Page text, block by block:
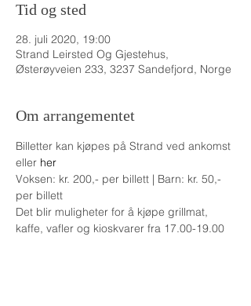
Tid og sted
28. juli 2020, 19:00
Strand Leirsted Og Gjestehus,
Østerøyveien 233, 3237 Sandefjord, Norge
Om arrangementet
Billetter kan kjøpes på Strand ved ankomst
eller her
Voksen: kr. 200,- per billett | Barn: kr. 50,-
per billett
Det blir muligheter for å kjøpe grillmat,
kaffe, vafler og kioskvarer fra 17.00-19.00